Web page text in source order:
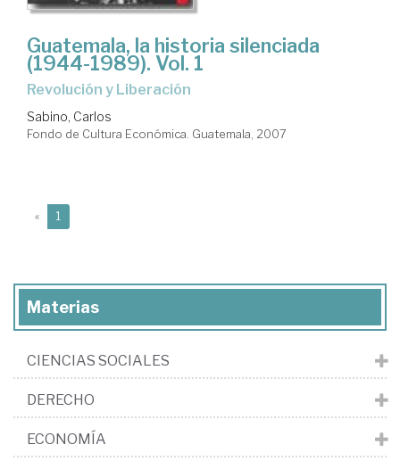
Guatemala, la historia silenciada
(1944-1989). Vol. 1
Revolución y Liberación
Sabino, Carlos
Fondo de Cultura Económica. Guatemala, 2007
« 1
Materias
CIENCIAS SOCIALES
DERECHO
ECONOMÍA